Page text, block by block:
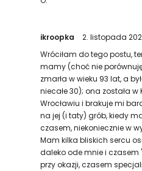
ikroopka
2. listopada
Wróciłam do tego postu,
mamy (choć nie
zmarła w wieku 93 lat, a
niecałe 30); ona została
Wrocławiu i brakuje mi
na jej (i taty) grób, kiedy
czasem, niekoniecznie w
Mam kilka bliskich sercu
daleko ode mnie i czasem
przy okazji, czasem